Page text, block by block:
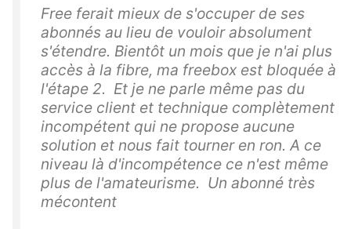
Free ferait mieux de s'occuper de ses
abonnés au lieu de vouloir absolument
s'étendre. Bientôt un mois que je n'ai plus
accès à la fibre, ma freebox est bloquée à
l'étape 2. Et je ne parle même pas du
service client et technique complètement
incompétent qui ne propose aucune
solution et nous fait tourner en ron. A ce
niveau là d'incompétence ce n'est même
plus de l'amateurisme. Un abonné très
mécontent